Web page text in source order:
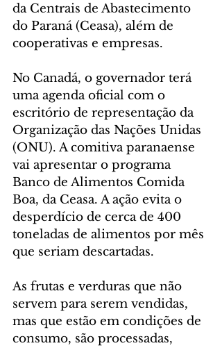
da Centrais de Abastecimento
do Paraná (Ceasa), além de
cooperativas e empresas.
No Canadá, o governador terá
uma agenda oficial com o
escritório de representação da
Organização das Nações Unidas
(ONU). A comitiva paranaense
vai apresentar o programa
Banco de Alimentos Comida
Boa, da Ceasa. A ação evita o
desperdício de cerca de 400
toneladas de alimentos por mês
que seriam descartadas.
As frutas e verduras que não
servem para serem vendidas,
mas que estão em condições de
consumo, são processadas,